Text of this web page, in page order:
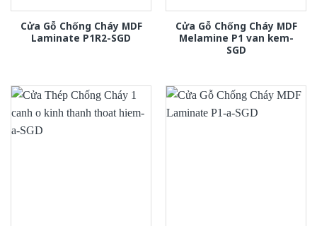
Cửa Gỗ Chống Cháy MDF
Laminate P1R2-SGD
Cửa Gỗ Chống Cháy MDF
Melamine P1 van kem-
SGD